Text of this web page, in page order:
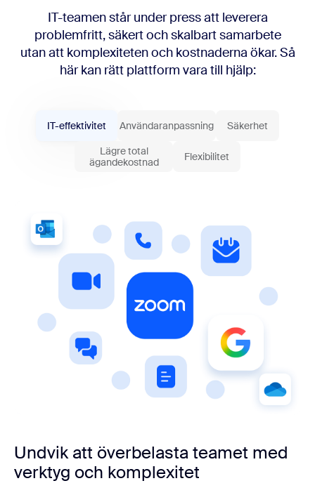
IT-teamen står under press att leverera
problemfritt, säkert och skalbart samarbete
utan att komplexiteten och kostnaderna ökar. Så
här kan rätt plattform vara till hjälp:
IT-effektivitet Användaranpassning
Säkerhet
Lägre total
ägandekostnad
Flexibilitet
Undvik att överbelasta teamet med
verktyg och komplexitet